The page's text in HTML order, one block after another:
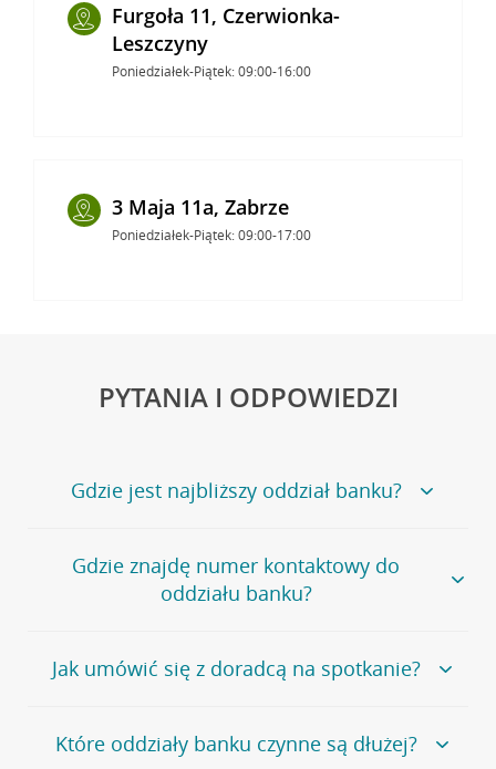
Furgoła 11, Czerwionka-
Leszczyny
Poniedziałek-Piątek: 09:00-16:00
3 Maja 11a, Zabrze
Poniedziałek-Piątek: 09:00-17:00
PYTANIA I ODPOWIEDZI
Gdzie jest najbliższy oddział banku?
Jeśli szukasz oddziału naszego banku, zapraszamy na
stronęPlacówki i bankomaty, na której znajduje się
wygodna wyszukiwarka.
oddziałów
Gdzie znajdę numer kontaktowy do
oddziału banku?
Bank Credit Agricole nie udostępnia ogólnego numeru
telefonu do placówki bankowej.
umówienia się z doradcą w placówce bankowej .
Jak umówić się z doradcą na spotkanie?
Jeśli jesteś już naszym
klientemmożeszsamodzielnieumówić się na spotkanie z
Które oddziały banku czynne są dłużej?